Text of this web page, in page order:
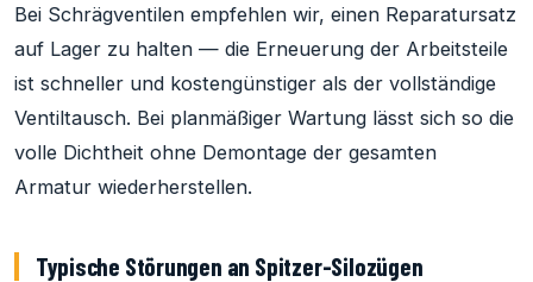
Bei Schrägventilen empfehlen wir, einen Reparatursatz
auf Lager zu halten — die Erneuerung der Arbeitsteile
ist schneller und kostengünstiger als der vollständige
Ventiltausch. Bei planmäßiger Wartung lässt sich so die
volle Dichtheit ohne Demontage der gesamten
Armatur wiederherstellen.
Typische Störungen an Spitzer-Silozügen